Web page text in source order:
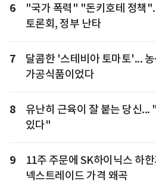
6
"국가 폭력" "돈키호테 정책
토론회, 정부 난타
7
달콤한 '스테비아 토마토'...
가공식품이었다
8
유난히 근육이 잘 붙는 당신...
있다"
9
11주 주문에 SK하이닉스 하
넥스트레이드 가격 왜곡